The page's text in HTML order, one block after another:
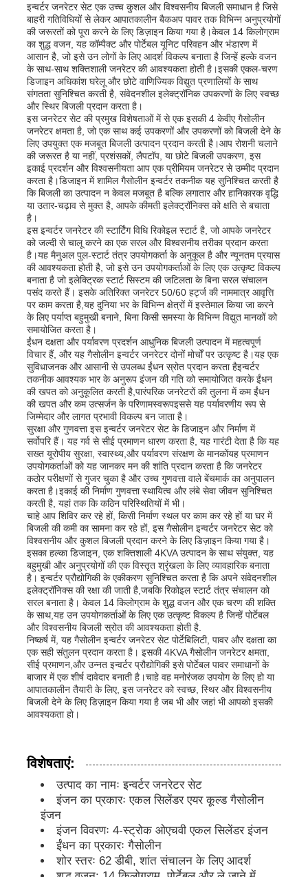
होम
उत्पाद
वीडियो
हमारे बारे में
फैक्टरी यात्रा
गुणवत्ता नियंत्रण
हमसे संपर्क करें
समाचार
सभी मामलों
एक बोली का अनुरोध
डीजल जनरेटर सेट
गैसोलीन जनरेटर सेट
इन्वर्टर जेनरेटर सेट
औद्योगिक जनरेटर सेट
डिजिटल जेनरेटर सेट
ओपन फ्रेम जनरेटर
इन्वर्टर जनरेटर सेट एक उच्च कुशल और विश्वसनीय बिजली समाधान है जिसे
बाहरी गतिविधियों से लेकर आपातकालीन बैकअप पावर तक विभिन्न अनुप्रयोगों
की जरूरतों को पूरा करने के लिए डिज़ाइन किया गया है।केवल 14 किलोग्राम
का शुद्ध वजन, यह कॉम्पैक्ट और पोर्टेबल यूनिट परिवहन और भंडारण में
आसान है, जो इसे उन लोगों के लिए आदर्श विकल्प बनाता है जिन्हें हल्के वजन
के साथ-साथ शक्तिशाली जनरेटर की आवश्यकता होती है।इसकी एकल-चरण
डिजाइन अधिकांश घरेलू और छोटे वाणिज्यिक विद्युत प्रणालियों के साथ
संगतता सुनिश्चित करती है, संवेदनशील इलेक्ट्रॉनिक उपकरणों के लिए स्वच्छ
और स्थिर बिजली प्रदान करता है।
इस जनरेटर सेट की प्रमुख विशेषताओं में से एक इसकी 4 केवीए गैसोलीन
जनरेटर क्षमता है, जो एक साथ कई उपकरणों और उपकरणों को बिजली देने के
लिए उपयुक्त एक मजबूत बिजली उत्पादन प्रदान करती है।आप रोशनी चलाने
की जरूरत है या नहीं, प्रशंसकों, लैपटॉप, या छोटे बिजली उपकरण, इस
इकाई प्रदर्शन और विश्वसनीयता आप एक प्रीमियम जनरेटर से उम्मीद प्रदान
करता है।डिजाइन में शामिल गैसोलीन इन्वर्टर तकनीक यह सुनिश्चित करती है
कि बिजली का उत्पादन न केवल मजबूत है बल्कि लगातार और हानिकारक वृद्धि
या उतार-चढ़ाव से मुक्त है, आपके कीमती इलेक्ट्रॉनिक्स को क्षति से बचाता
है।
इस इन्वर्टर जनरेटर की स्टार्टिंग विधि रिकोइल स्टार्ट है, जो आपके जनरेटर
को जल्दी से चालू करने का एक सरल और विश्वसनीय तरीका प्रदान करता
है।यह मैनुअल पुल-स्टार्ट तंत्र उपयोगकर्ता के अनुकूल है और न्यूनतम प्रयास
की आवश्यकता होती है, जो इसे उन उपयोगकर्ताओं के लिए एक उत्कृष्ट विकल्प
बनाता है जो इलेक्ट्रिक स्टार्ट सिस्टम की जटिलता के बिना सरल संचालन
पसंद करते हैं। इसके अतिरिक्त जनरेटर 50/60 हर्ट्ज की नाममात्र आवृत्ति
पर काम करता है,यह दुनिया भर के विभिन्न क्षेत्रों में इस्तेमाल किया जा करने
के लिए पर्याप्त बहुमुखी बनाने, बिना किसी समस्या के विभिन्न विद्युत मानकों को
समायोजित करता है।
ईंधन दक्षता और पर्यावरण प्रदर्शन आधुनिक बिजली उत्पादन में महत्वपूर्ण
विचार हैं, और यह गैसोलीन इन्वर्टर जनरेटर दोनों मोर्चों पर उत्कृष्ट है।यह एक
सुविधाजनक और आसानी से उपलब्ध ईंधन स्रोत प्रदान करता हैइन्वर्टर
तकनीक आवश्यक भार के अनुरूप इंजन की गति को समायोजित करके ईंधन
की खपत को अनुकूलित करती है,पारंपरिक जनरेटरों की तुलना में कम ईंधन
की खपत और कम उत्सर्जन के परिणामस्वरूपइससे यह पर्यावरणीय रूप से
जिम्मेदार और लागत प्रभावी विकल्प बन जाता है।
सुरक्षा और गुणवत्ता इस इन्वर्टर जनरेटर सेट के डिजाइन और निर्माण में
सर्वोपरि हैं। यह गर्व से सीई प्रमाणन धारण करता है, यह गारंटी देता है कि यह
सख्त यूरोपीय सुरक्षा, स्वास्थ्य,और पर्यावरण संरक्षण के मानकोंयह प्रमाणन
उपयोगकर्ताओं को यह जानकर मन की शांति प्रदान करता है कि जनरेटर
कठोर परीक्षणों से गुजर चुका है और उच्च गुणवत्ता वाले बेंचमार्क का अनुपालन
करता है।इकाई की निर्माण गुणवत्ता स्थायित्व और लंबे सेवा जीवन सुनिश्चित
करती है, यहां तक कि कठिन परिस्थितियों में भी।
चाहे आप शिविर कर रहे हों, किसी निर्माण स्थल पर काम कर रहे हों या घर में
बिजली की कमी का सामना कर रहे हों, इस गैसोलीन इन्वर्टर जनरेटर सेट को
विश्वसनीय और कुशल बिजली प्रदान करने के लिए डिज़ाइन किया गया है।
इसका हल्का डिजाइन, एक शक्तिशाली 4KVA उत्पादन के साथ संयुक्त, यह
बहुमुखी और अनुप्रयोगों की एक विस्तृत श्रृंखला के लिए व्यावहारिक बनाता
है। इन्वर्टर प्रौद्योगिकी के एकीकरण सुनिश्चित करता है कि अपने संवेदनशील
इलेक्ट्रॉनिक्स की रक्षा की जाती है,जबकि रिकोइल स्टार्ट तंत्र संचालन को
सरल बनाता है। केवल 14 किलोग्राम के शुद्ध वजन और एक चरण की शक्ति
के साथ,यह उन उपयोगकर्ताओं के लिए एक उत्कृष्ट विकल्प है जिन्हें पोर्टेबल
और विश्वसनीय बिजली स्रोत की आवश्यकता होती है.
निष्कर्ष में, यह गैसोलीन इन्वर्टर जनरेटर सेट पोर्टेबिलिटी, पावर और दक्षता का
एक सही संतुलन प्रदान करता है। इसकी 4KVA गैसोलीन जनरेटर क्षमता,
सीई प्रमाणन,और उन्नत इन्वर्टर प्रौद्योगिकी इसे पोर्टेबल पावर समाधानों के
बाजार में एक शीर्ष दावेदार बनाती है।चाहे वह मनोरंजक उपयोग के लिए हो या
आपातकालीन तैयारी के लिए, इस जनरेटर को स्वच्छ, स्थिर और विश्वसनीय
बिजली देने के लिए डिज़ाइन किया गया है जब भी और जहां भी आपको इसकी
आवश्यकता हो।
विशेषताएं:
उत्पाद का नामः इन्वर्टर जनरेटर सेट
इंजन का प्रकारः एकल सिलेंडर एयर कूल्ड गैसोलीन
इंजन
इंजन विवरणः 4-स्ट्रोक ओएचवी एकल सिलेंडर इंजन
ईंधन का प्रकारः गैसोलीन
शोर स्तरः 62 डीबी, शांत संचालन के लिए आदर्श